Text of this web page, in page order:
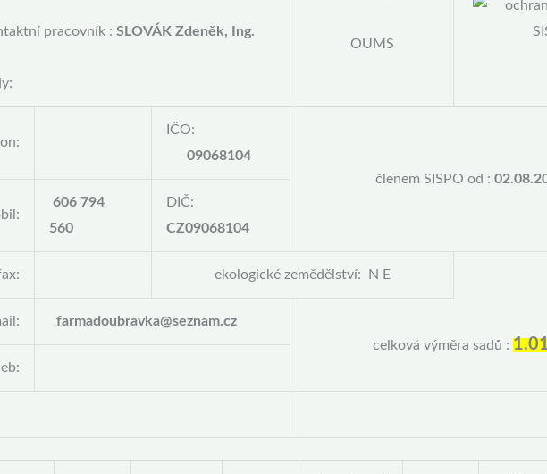
pracovník :SLOVÁK Zdeněk, Ing.
OUMS
IČO:
09068104
členem SISPO od :
606 794
560
DIČ:
CZ09068104
ekologické zemědělství: N E
farmadoubravka@seznam.cz
celková výměra sadů :